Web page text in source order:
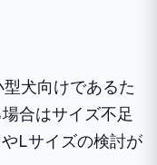
犬向けであるた
合はサイズ不足
Lサイズの検討が